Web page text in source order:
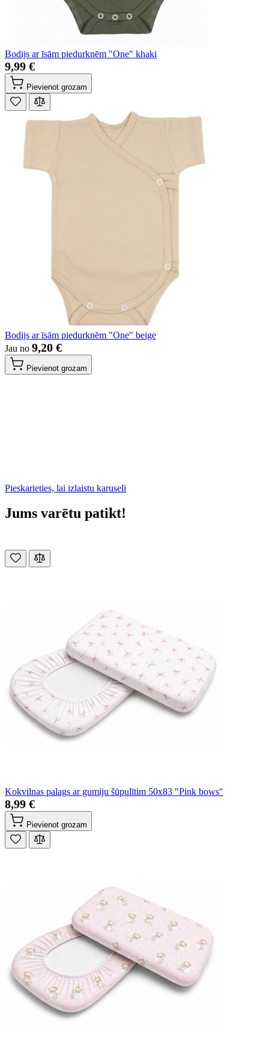
Bodijs ar īsām piedurknēm "One" khaki
9,99 €
Pievienot grozam
Bodijs ar īsām piedurknēm "One" beige
Jau no 9,20 €
Pievienot grozam
Pieskarieties, lai izlaistu karuseli
Jums varētu patikt!
Kokvilnas palags ar gumiju šūpulītim 50x83 "Pink bows"
8,99 €
Pievienot grozam